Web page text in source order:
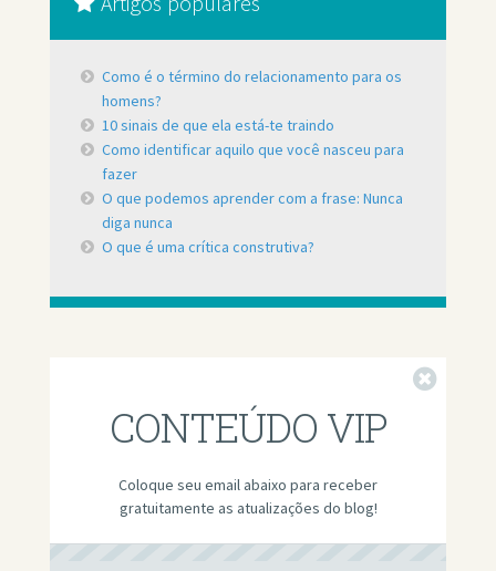
Como é o término do relacionamento para os
homens?
10 sinais de que ela está-te traindo
Como identificar aquilo que você nasceu para
fazer
O que podemos aprender com a frase: Nunca
diga nunca
O que é uma crítica construtiva?
CONTEÚDO VIP
Coloque seu email abaixo para receber
gratuitamente as atualizações do blog!